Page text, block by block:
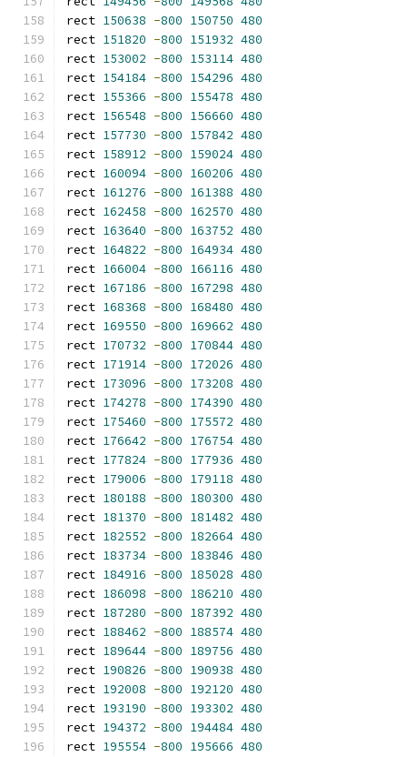
rect 150638 -800 150750 480
rect 151820 -800 151932 480
rect 153002 -800 153114 480
rect 154184 -800 154296 480
rect 155366 -800 155478 480
rect 156548 -800 156660 480
rect 157730 -800 157842 480
rect 158912 -800 159024 480
rect 160094 -800 160206 480
rect 161276 -800 161388 480
rect 162458 -800 162570 480
rect 163640 -800 163752 480
rect 164822 -800 164934 480
rect 166004 -800 166116 480
rect 167186 -800 167298 480
rect 168368 -800 168480 480
rect 169550 -800 169662 480
rect 170732 -800 170844 480
rect 171914 -800 172026 480
rect 173096 -800 173208 480
rect 174278 -800 174390 480
rect 175460 -800 175572 480
rect 176642 -800 176754 480
rect 177824 -800 177936 480
rect 179006 -800 179118 480
rect 180188 -800 180300 480
rect 181370 -800 181482 480
rect 182552 -800 182664 480
rect 183734 -800 183846 480
rect 184916 -800 185028 480
rect 186098 -800 186210 480
rect 187280 -800 187392 480
rect 188462 -800 188574 480
rect 189644 -800 189756 480
rect 190826 -800 190938 480
rect 192008 -800 192120 480
rect 193190 -800 193302 480
rect 194372 -800 194484 480
rect 195554 -800 195666 480